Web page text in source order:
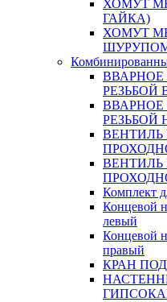
ХОМУТ
ГАЙКА)
ХОМУТ
РЕЗЬБОЙ
РЕЗЬБОЙ
Комплект
Концевой
левый
Концевой
правый
КРАН